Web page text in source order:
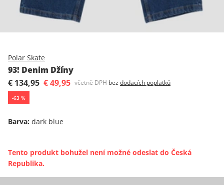
Polar Skate
93! Denim Džíny
€ 134,95 € 49,95 včetně DPH bez dodacích poplatků
-63 %
Barva: dark blue
Tento produkt bohužel není možné odeslat do Česká
Republika.